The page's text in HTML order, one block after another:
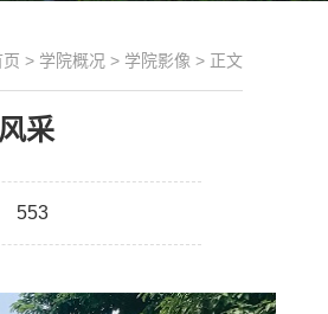
> 学院概况 > 学院影像 > 正文
采
553